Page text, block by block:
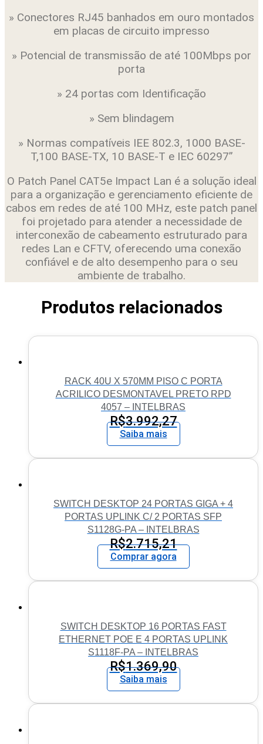
» Conectores RJ45 banhados em ouro montados
em placas de circuito impresso
» Potencial de transmissão de até 100Mbps por
porta
» 24 portas com Identificação
» Sem blindagem
» Normas compatíveis IEE 802.3, 1000 BASE-
T,100 BASE-TX, 10 BASE-T e IEC 60297”
O Patch Panel CAT5e Impact Lan é a solução ideal
para a organização e gerenciamento eficiente de
cabos em redes de até 100 MHz, este patch panel
foi projetado para atender a necessidade de
interconexão de cabeamento estruturado para
redes Lan e CFTV, oferecendo uma conexão
confiável e de alto desempenho para o seu
ambiente de trabalho.
Produtos relacionados
RACK 40U X 570MM PISO C PORTA
ACRILICO DESMONTAVEL PRETO RPD
4057 – INTELBRAS
R$3.992,27
Saiba mais
SWITCH DESKTOP 24 PORTAS GIGA + 4
PORTAS UPLINK C/ 2 PORTAS SFP
S1128G-PA – INTELBRAS
R$2.715,21
Comprar agora
SWITCH DESKTOP 16 PORTAS FAST
ETHERNET POE E 4 PORTAS UPLINK
S1118F-PA – INTELBRAS
R$1.369,90
Saiba mais